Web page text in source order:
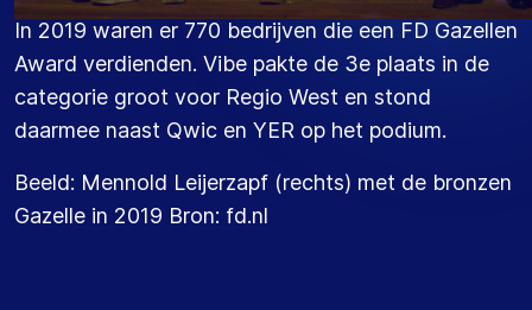
In 2019 waren er 770 bedrijven die een FD Gazellen
Award verdienden. Vibe pakte de 3e plaats in de
categorie groot voor Regio West en stond
daarmee naast Qwic en YER op het podium.
Beeld: Mennold Leijerzapf (rechts) met de bronzen
Gazelle in 2019 Bron: fd.nl